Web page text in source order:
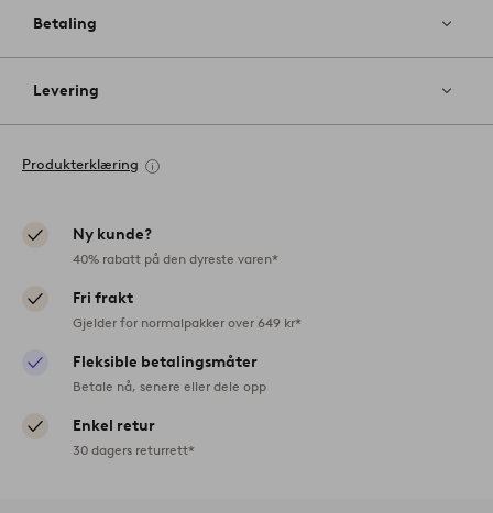
Betaling
Levering
Produkterklæring
Ny kunde?
40% rabatt på den dyreste varen*
Fri frakt
Gjelder for normalpakker over 649 kr*
Fleksible betalingsmåter
Betale nå, senere eller dele opp
Enkel retur
30 dagers returrett*